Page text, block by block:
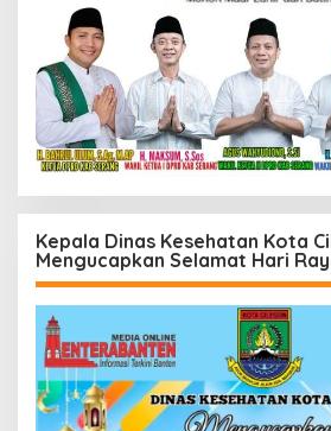
Kepala Dinas Kesehatan Kota
Mengucapkan Selamat Hari